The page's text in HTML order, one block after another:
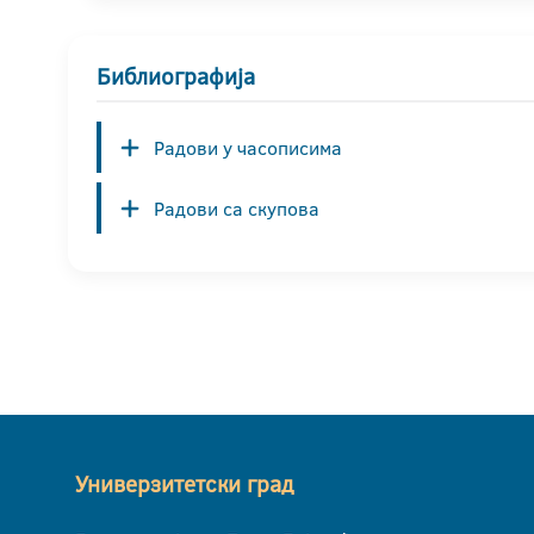
Библиографија
Радови у часописима
Радови са скупова
Универзитетски град